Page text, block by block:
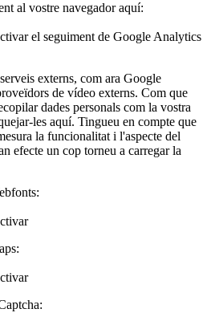
al vostre navegador aquí:
el seguiment de Google Analytics
externs, com ara Google
de vídeo externs. Com que
dades personals com la vostra
les aquí. Tingueu en compte que
la funcionalitat i l'aspecte del
efecte un cop torneu a carregar la